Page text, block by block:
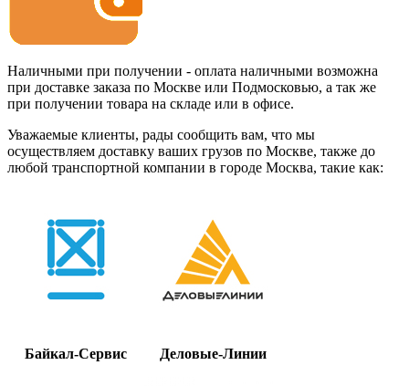
Наличными при получении - оплата наличными возможна
при доставке заказа по Москве или Подмосковью, а так же
при получении товара на складе или в офисе.
Уважаемые клиенты, рады сообщить вам, что мы
осуществляем доставку ваших грузов по Москве, также до
любой транспортной компании в городе Москва, такие как:
Байкал-Сервис Деловые-Линии